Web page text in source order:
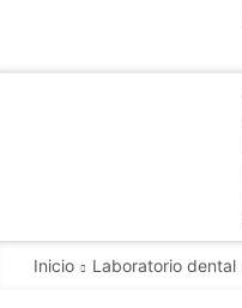
Inicio
Laboratorio dental